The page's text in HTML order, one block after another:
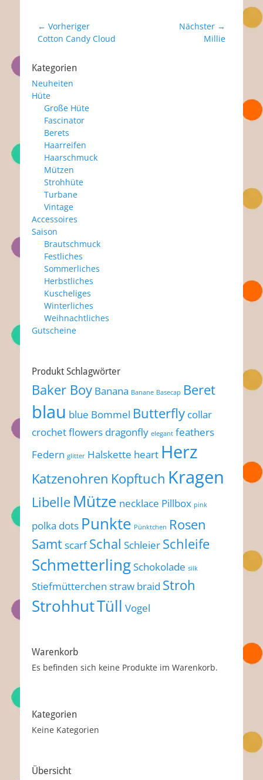
Beitragsnavigation
← Vorheriger
Vorheriger
Cotton Candy Cloud
Nächster →
Millie
Kategorien
Neuheiten
Hüte
Große Hüte
Fascinator
Berets
Haarreifen
Haarschmuck
Mützen
Strohhüte
Turbane
Vintage
Accessoires
Saison
Brautschmuck
Festliches
Sommerliches
Herbstliches
Kuscheliges
Winterliches
Weihnachtliches
Gutscheine
Produkt Schlagwörter
Baker Boy Banana Banane Basecap Beret
blau blue Bommel Butterfly collar
crochet flowers dragonfly elegant feathers
Federn glitter Halskette heart Herz
Katzenohren Kopftuch Kragen
Libelle Mütze necklace Pillbox pink
polka dots Punkte Pünktchen Rosen
Samtscarf Schal Schleier Schleife
SchmetterlingSchokolade silk
Stiefmütterchen straw braid Stroh
StrohhutTüll Vogel
Warenkorb
Es befinden sich keine Produkte im Warenkorb.
Kategorien
Keine Kategorien
Übersicht